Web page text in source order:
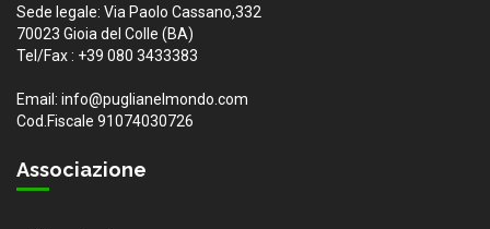
Sede legale: Via Paolo Cassano,332
70023 Gioia del Colle (BA)
Tel/Fax : +39 080 3433383
Email: info@puglianelmondo.com
Cod.Fiscale 91074030726
Associazione